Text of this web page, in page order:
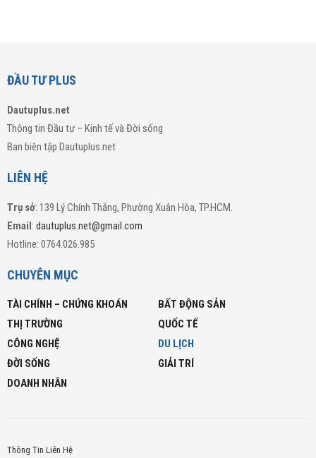
ĐẦU TƯ PLUS
Dautuplus.net
Thông tin Đầu tư – Kinh tế và Đời sống
Ban biên tập Dautuplus.net
LIÊN HỆ
Trụ sở: 139 Lý Chính Thắng, Phường Xuân Hòa, TP.HCM.
Email: dautuplus.net@gmail.com
Hotline: 0764.026.985
CHUYÊN MỤC
TÀI CHÍNH – CHỨNG KHOÁN
BẤT ĐỘNG SẢN
THỊ TRƯỜNG
QUỐC TẾ
CÔNG NGHỆ
DU LỊCH
ĐỜI SỐNG
GIẢI TRÍ
DOANH NHÂN
Thông Tin Liên Hệ